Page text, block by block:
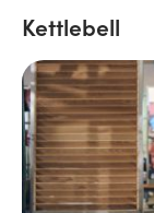
Kettlebell